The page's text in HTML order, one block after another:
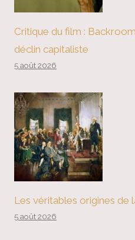
Critique du film :
déclin capitaliste
5 août 2026
Les véritables origines de
5 août 2026